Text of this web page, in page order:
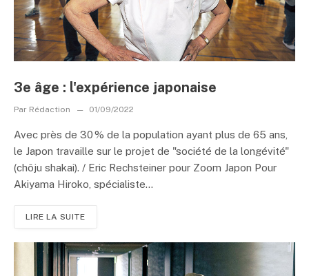
3e âge : l'expérience japonaise
Par Rédaction 01/09/2022
Avec près de 30 % de la population ayant plus de 65 ans,
le Japon travaille sur le projet de "société de la longévité"
(chôju shakai). / Eric Rechsteiner pour Zoom Japon Pour
Akiyama Hiroko, spécialiste...
LIRE LA SUITE